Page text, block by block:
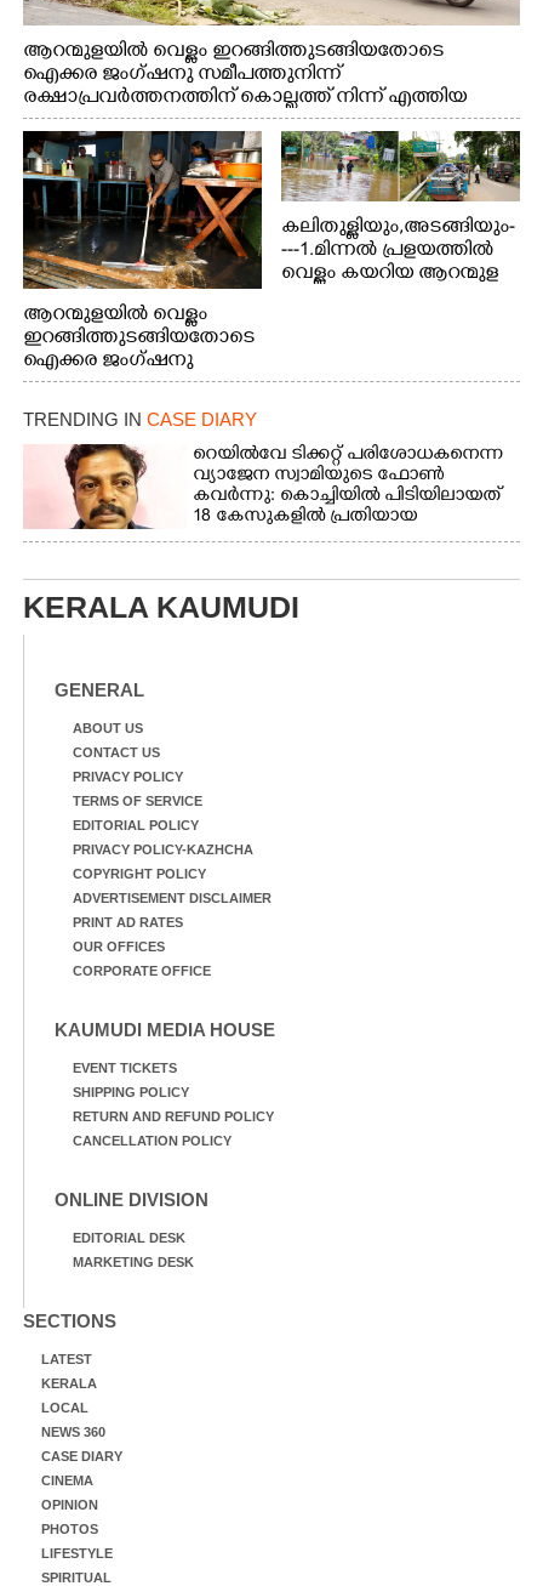
ആറന്മുളയിൽ വെള്ളം ഇറങ്ങിത്തുടങ്ങിയതോടെ
ഐക്കര ജംഗ്ഷനു സമീപത്തുനിന്ന്
രക്ഷാപ്രവർത്തനത്തിന് കൊല്ലത്ത് നിന്ന് എത്തിയ
ബോട്ടുകൾ തിരികെക്കൊണ്ടുപോകുന്നു.
ആറന്മുളയിൽ വെള്ളം
ഇറങ്ങിത്തുടങ്ങിയതോടെ
ഐക്കര ജംഗ്ഷനു
സമീപം ആറന്മുള
കിടങ്ങന്നൂർ റോഡിന്
സമീപം പ്രവർത്തിക്കു
ആറന്മുള തട്ടുകട കഴുകി
വൃത്തിയാക്കുന്നു.
കലിതുള്ളിയും,അടങ്ങിയും-
---1.മിന്നൽ പ്രളയത്തിൽ
വെള്ളം കയറിയ ആറന്മുള
ഇറങ്ങിപ്പോൾ
ത്തിന് ഓച്ചിറ അഴിക്കലിൽ
നിന്ന്എത്തിച്ച ബോട്ടും.
TRENDING IN CASE DIARY
റെയിൽവേ ടിക്കറ്റ് പരിശോധകനെന്ന
വ്യാജേന സ്വാമിയുടെ ഫോൺ
കവർന്നു: കൊച്ചിയിൽ പിടിയിലായത്
18 കേസുകളിൽ പ്രതിയായ
തട്ടിപ്പുവീരൻ
KERALA KAUMUDI
GENERAL
ABOUT US
CONTACT US
PRIVACY POLICY
TERMS OF SERVICE
EDITORIAL POLICY
PRIVACY POLICY-KAZHCHA
COPYRIGHT POLICY
ADVERTISEMENT DISCLAIMER
PRINT AD RATES
OUR OFFICES
CORPORATE OFFICE
KAUMUDI MEDIA HOUSE
EVENT TICKETS
SHIPPING POLICY
RETURN AND REFUND POLICY
CANCELLATION POLICY
ONLINE DIVISION
EDITORIAL DESK
MARKETING DESK
SECTIONS
LATEST
KERALA
LOCAL
NEWS 360
CASE DIARY
CINEMA
OPINION
PHOTOS
LIFESTYLE
SPIRITUAL